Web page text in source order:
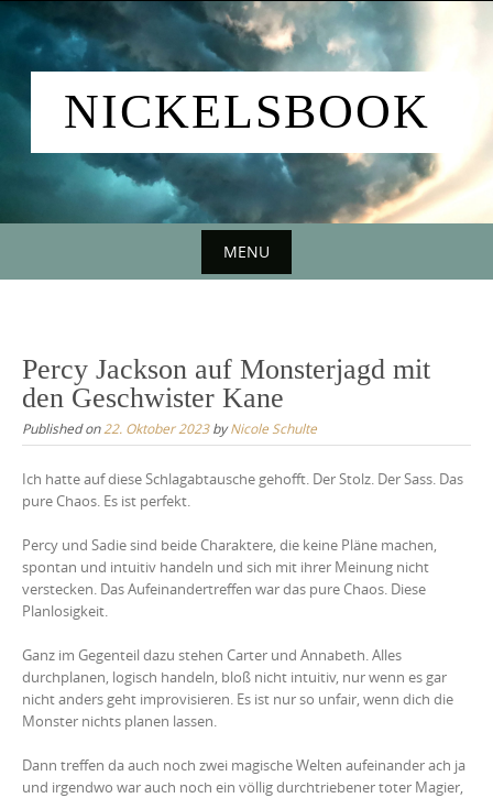
Skip
content
NICKELSBOOK
MENU
content
Percy Jackson auf Monsterjagd mit
den Geschwister Kane
Published on22. Oktober 2023byNicole Schulte
Ich hatte auf diese Schlagabtausche gehofft. Der Stolz. Der Sass. Das
pure Chaos. Es ist perfekt.
Percy und Sadie sind beide Charaktere, die keine Pläne machen,
spontan und intuitiv handeln und sich mit ihrer Meinung nicht
verstecken. Das Aufeinandertreffen war das pure Chaos. Diese
Planlosigkeit.
Ganz im Gegenteil dazu stehen Carter und Annabeth. Alles
durchplanen, logisch handeln, bloß nicht intuitiv, nur wenn es gar
nicht anders geht improvisieren. Es ist nur so unfair, wenn dich die
Monster nichts planen lassen.
Dann treffen da auch noch zwei magische Welten aufeinander ach ja
und irgendwo war auch noch ein völlig durchtriebener toter Magier,